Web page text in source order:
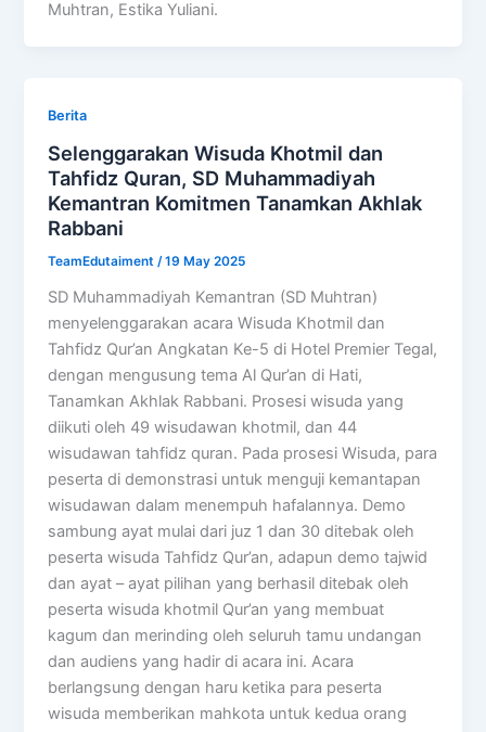
Muhtran, Estika Yuliani.
Berita
Selenggarakan Wisuda Khotmil dan
Tahfidz Quran, SD Muhammadiyah
Kemantran Komitmen Tanamkan Akhlak
Rabbani
TeamEdutaiment /19 May 2025
SD Muhammadiyah Kemantran (SD Muhtran)
menyelenggarakan acara Wisuda Khotmil dan
Tahfidz Qur’an Angkatan Ke-5 di Hotel Premier Tegal,
dengan mengusung tema Al Qur’an di Hati,
Tanamkan Akhlak Rabbani. Prosesi wisuda yang
diikuti oleh 49 wisudawan khotmil, dan 44
wisudawan tahfidz quran. Pada prosesi Wisuda, para
peserta di demonstrasi untuk menguji kemantapan
wisudawan dalam menempuh hafalannya. Demo
sambung ayat mulai dari juz 1 dan 30 ditebak oleh
peserta wisuda Tahfidz Qur’an, adapun demo tajwid
dan ayat – ayat pilihan yang berhasil ditebak oleh
peserta wisuda khotmil Qur’an yang membuat
kagum dan merinding oleh seluruh tamu undangan
dan audiens yang hadir di acara ini. Acara
berlangsung dengan haru ketika para peserta
wisuda memberikan mahkota untuk kedua orang